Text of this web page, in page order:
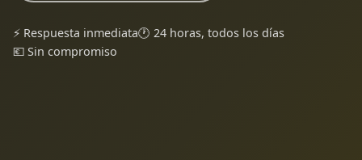
⚡ Respuesta inmediata🕐 24 horas, todos los días
💶 Sin compromiso